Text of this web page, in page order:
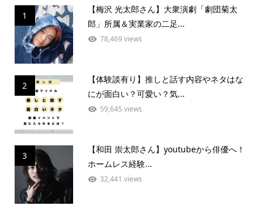
1
【梅沢 光太郎さん】大衆演劇「劇団菊太
郎」所属＆実業家の二足...
78,469 views
2
【体験談有り】推しと話す内容やネタはな
にが面白い？可愛い？気...
59,645 views
3
【和田 崇太郎さん】youtubeから俳優へ！
ホームレス経験...
32,441 views